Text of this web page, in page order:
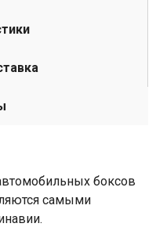
боксов
самыми